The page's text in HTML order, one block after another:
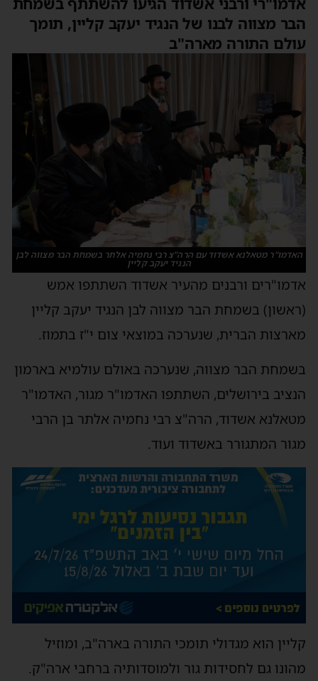
הבר מצווה לבנו של הנגיד יעקב קליין, תומך
עולם התורה מארה"ב
האדמו"ר מטאלנא אשדוד עם הרה"צ רבי נחמיה אלתר בשמחת הבר מצווה לבן
הנגיד יעקב קליין
אדמו"רים ורבנים מהעיר אשדוד השתתפו אמש
(ראשון) בשמחת הבר מצווה לבן הנגיד יעקב קליין
מארצות הברית, שנערכה במוצאי צום י"ז בתמוז.
בשמחת הבר מצווה, שנערכה באולם עולמיא בארמון
הנציב בירושלים, השתתפו האדמו"ר מגור, האדמו"ר
מטאלנא אשדוד, הרה"צ רבי נחמיה אלתר בן הרבי
מגור המתגורר באשדוד ועוד.
קליין הוא מגדולי תומכי התורה בארה"ב, ומוזיל
מהונו גם לחסידות גור ולמוסדותיה ברחבי ארה"ק.